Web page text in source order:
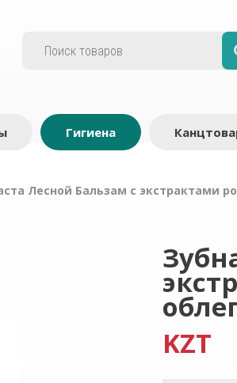
Гигиена
Лесной Бальзам с экстрактами
KZT